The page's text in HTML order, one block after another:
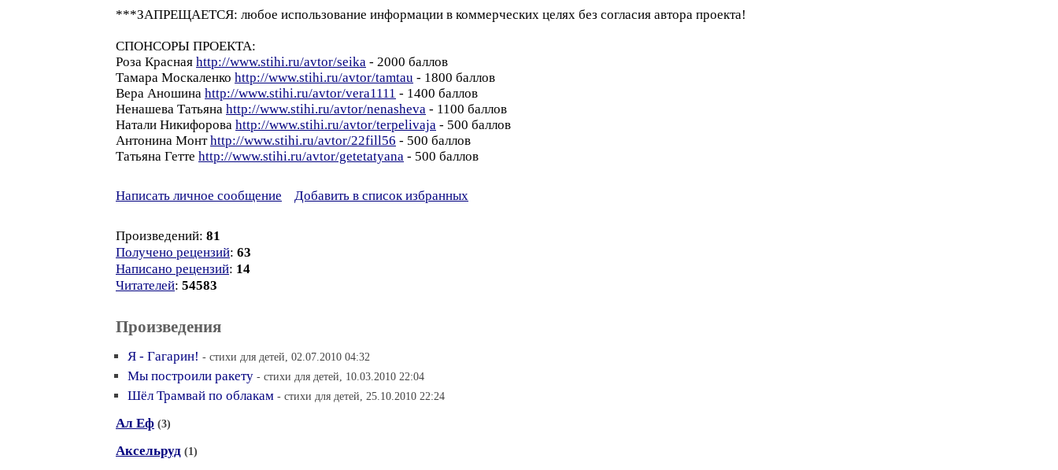
***ЗАПРЕЩАЕТСЯ: любое использование информации в коммерческих целях без согласия автора проекта!
СПОНСОРЫ ПРОЕКТА:
Роза Красная http://www.stihi.ru/avtor/seika - 2000 баллов
Тамара Москаленко http://www.stihi.ru/avtor/tamtau - 1800 баллов
Вера Аношина http://www.stihi.ru/avtor/vera1111 - 1400 баллов
Ненашева Татьяна http://www.stihi.ru/avtor/nenasheva - 1100 баллов
Натали Никифорова http://www.stihi.ru/avtor/terpelivaja - 500 баллов
Антонина Монтhttp://www.stihi.ru/avtor/22fill56 - 500 баллов
Татьяна Гетте http://www.stihi.ru/avtor/getetatyana - 500 баллов
Написать личное сообщение Добавить в список избранных
Произведений: 81
Получено рецензий: 63
Написано рецензий: 14
Читателей: 54583
Произведения
Я - Гагарин! - стихи для детей, 02.07.2010 04:32
Мы построили ракету - стихи для детей, 10.03.2010 22:04
Шёл Трамвай по облакам - стихи для детей, 25.10.2010 22:24
Ал Еф (3)
Аксельруд (1)